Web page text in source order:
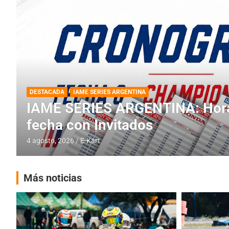
DESTACADA INFORME CENTRAL RMC BUENOS AIRES
RMC BUENOS AIRES: Cerró
histórica en Baradero
4 agosto, 2026 E-Kart
Más noticias